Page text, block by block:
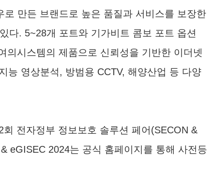
만든 브랜드로 높은 품질과 서비스를 보장한
다. 5~28개 포트와 기가비트 콤보 포트 옵션
시스템의 제품으로 신뢰성을 기반한 이더넷
능 영상분석, 방범용 CCTV, 해양산업 등 다양
전자정부 정보보호 솔루션 페어(SECON &
eGISEC 2024는 공식 홈페이지를 통해 사전등